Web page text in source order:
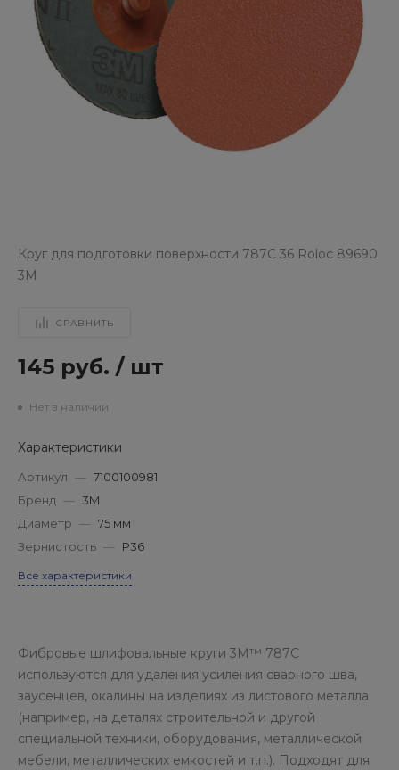
Круг для подготовки поверхности 787С 36 Roloc 89690
3М
СРАВНИТЬ
145 руб. / шт
Нет в наличии
Характеристики
Артикул — 7100100981
Бренд — 3М
Диаметр — 75 мм
Зернистость — P36
Все характеристики
Фибровые шлифовальные круги 3M™ 787C
используются для удаления усиления сварного шва,
заусенцев, окалины на изделиях из листового металла
(например, на деталях строительной и другой
специальной техники, оборудования, металлической
мебели, металлических емкостей и т.п.). Подходят для